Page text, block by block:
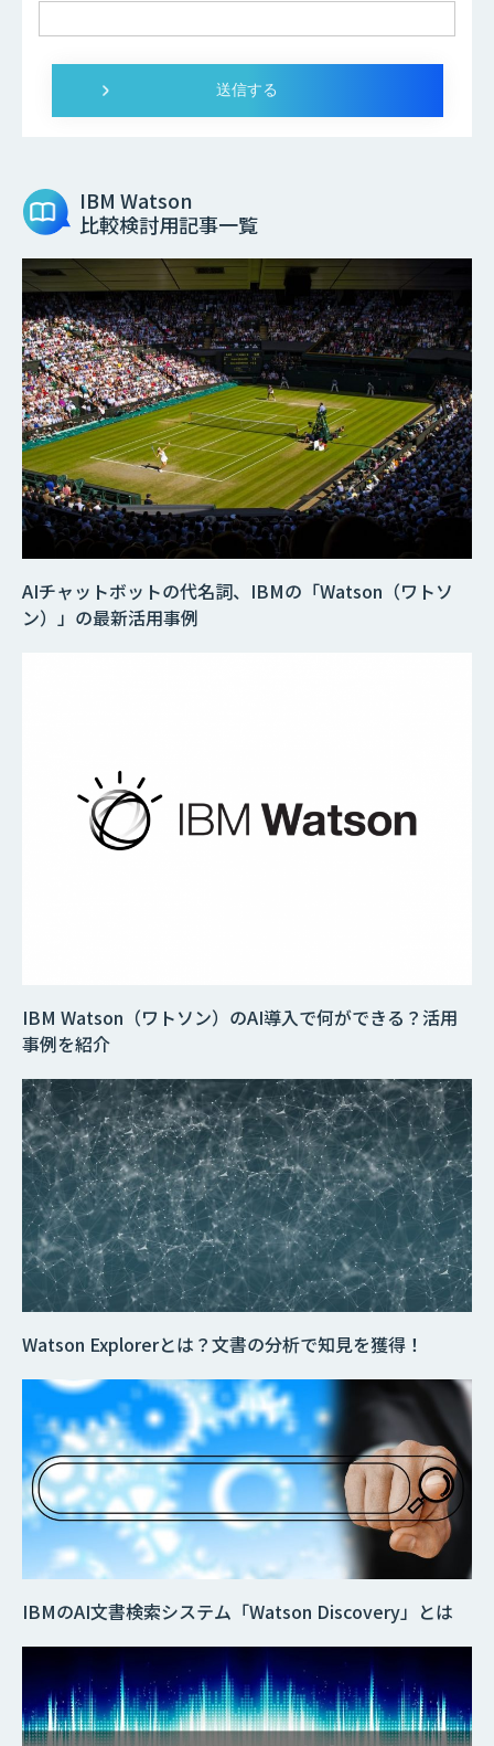
IBM Watson
比較検討用記事一覧
AIチャットボットの代名詞、IBMの「Watson（ワトソ
ン）」の最新活用事例
IBMのAI文書検索システム「Watson Discovery」とは
IBM Watson（ワトソン）のAI導入で何ができる？活用
事例を紹介
Watson Explorerとは？文書の分析で知見を獲得！